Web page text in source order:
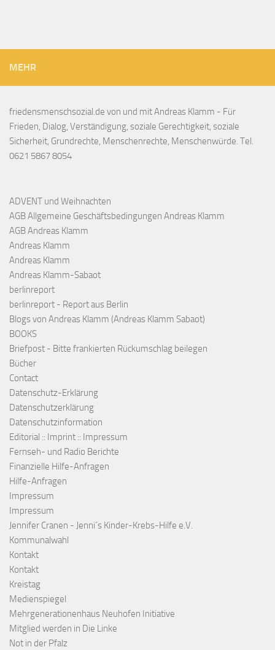
MEHR
friedensmenschsozial.de von und mit Andreas Klamm - Für
Frieden, Dialog, Verständigung, soziale Gerechtigkeit, soziale
Sicherheit, Grundrechte, Menschenrechte, Menschenwürde. Tel.
0621 5867 8054
ADVENT und Weihnachten
AGB Allgemeine Geschäftsbedingungen Andreas Klamm
AGB Andreas Klamm
Andreas Klamm
Andreas Klamm
Andreas Klamm-Sabaot
berlinreport
berlinreport - Report aus Berlin
Blogs von Andreas Klamm (Andreas Klamm Sabaot)
BOOKS
Briefpost - Bitte frankierten Rückumschlag beilegen
Bücher
Contact
Datenschutz-Erklärung
Datenschutzerklärung
Datenschutzinformation
Editorial :: Imprint :: Impressum
Fernseh- und Radio Berichte
Finanzielle Hilfe-Anfragen
Hilfe-Anfragen
Impressum
Impressum
Jennifer Cranen - Jenni´s Kinder-Krebs-Hilfe e.V.
Kommunalwahl
Kontakt
Kontakt
Kreistag
Medienspiegel
Mehrgenerationenhaus Neuhofen Initiative
Mitglied werden in Die Linke
Not in der Pfalz